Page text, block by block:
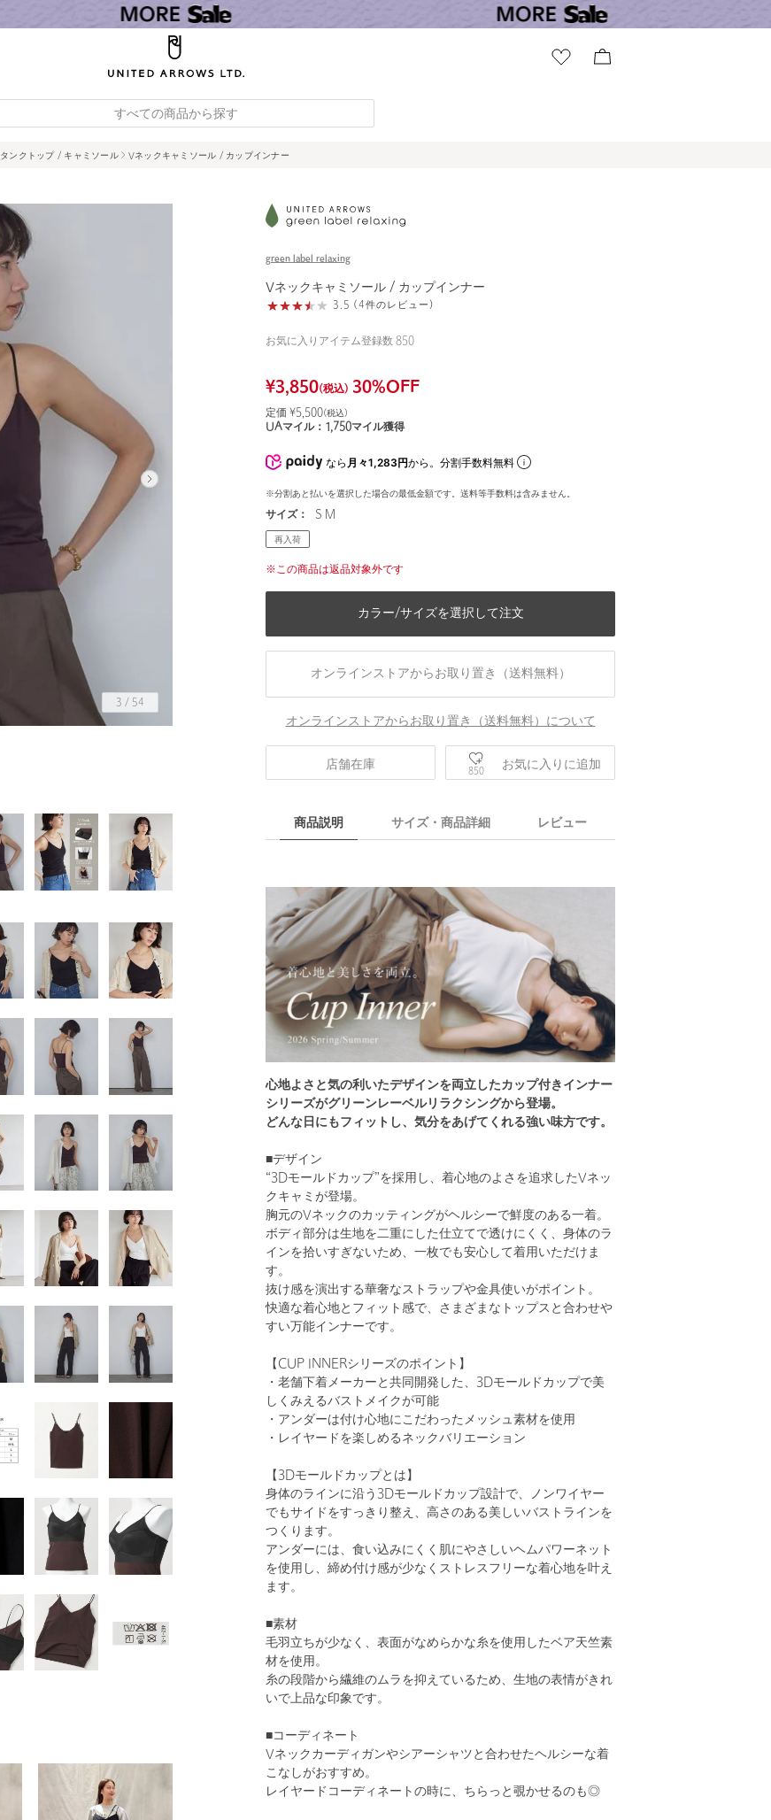
すべての商品から探す
タンクトップ / キャミソール Vネックキャミソール / カップインナー
身長168 B78 W59 H87 着用サイズ：M 身長168 B78 W59 H87 着用サイズ：M
3 / 54
green label relaxing
Vネックキャミソール / カップインナー
3.5 (4件のレビュー)
お気に入りアイテム登録数 850
¥3,850(税込) 30%OFF
定価 ¥5,500(税込)
UAマイル： 1,750マイル獲得
なら 月々1,283円から。分割手数料無料
※分割あと払いを選択した場合の最低金額です。送料等手数料は含みません。
サイズ： S M
再入荷
※この商品は返品対象外です
カラー/サイズを選択して注文
オンラインストアからお取り置き（送料無料）
オンラインストアからお取り置き（送料無料）について
店舗在庫
850 お気に入りに追加
商品説明 サイズ・商品詳細 レビュー
心地よさと気の利いたデザインを両立したカップ付きインナー
シリーズがグリーンレーベルリラクシングから登場。
どんな日にもフィットし、気分をあげてくれる強い味方です。
■デザイン
“3Dモールドカップ”を採用し、着心地のよさを追求したVネッ
クキャミが登場。
胸元のVネックのカッティングがヘルシーで鮮度のある一着。
ボディ部分は生地を二重にした仕立てで透けにくく、身体のラ
インを拾いすぎないため、一枚でも安心して着用いただけま
す。
抜け感を演出する華奢なストラップや金具使いがポイント。
快適な着心地とフィット感で、さまざまなトップスと合わせや
すい万能インナーです。
【CUP INNERシリーズのポイント】
・老舗下着メーカーと共同開発した、3Dモールドカップで美
しくみえるバストメイクが可能
・アンダーは付け心地にこだわったメッシュ素材を使用
・レイヤードを楽しめるネックバリエーション
【3Dモールドカップとは】
身体のラインに沿う3Dモールドカップ設計で、ノンワイヤー
でもサイドをすっきり整え、高さのある美しいバストラインを
つくります。
アンダーには、食い込みにくく肌にやさしいヘムパワーネット
を使用し、締め付け感が少なくストレスフリーな着心地を叶え
ます。
■素材
毛羽立ちが少なく、表面がなめらかな糸を使用したベア天竺素
材を使用。
糸の段階から繊維のムラを抑えているため、生地の表情がきれ
いで上品な印象です。
■コーディネート
Vネックカーディガンやシアーシャツと合わせたヘルシーな着
こなしがおすすめ。
レイヤードコーディネートの時に、ちらっと覗かせるのも◎